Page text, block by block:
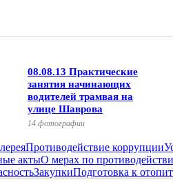
08.08.13 Практические
занятия начинающих
водителей трамвая на
улице Шаврова
14 фотографии
Противодействие коррупции
актыО мерах по
ЗакупкиПодготовка к